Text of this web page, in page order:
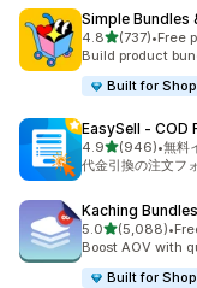
Simple Bundles
4.85つ星中
(737)
合計レビュー数：
•Free
Build product
Built for
EasySell ‑ COD
4.95つ星中
(946)
合計レビュー数：
•無料
代金引換の注文フ
Kaching
5.05つ星中
(5,088)
合計レビュー数：
•
Boost AOV with
Built for